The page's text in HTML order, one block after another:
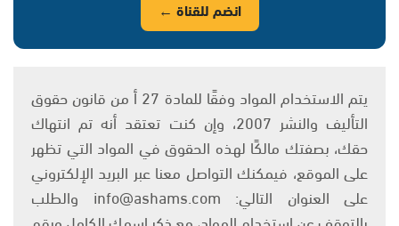
انضم للقناة ←
يتم الاستخدام المواد وفقًا للمادة 27 أ من قانون حقوق
التأليف والنشر 2007، وإن كنت تعتقد أنه تم انتهاك
حقك، بصفتك مالكًا لهذه الحقوق في المواد التي تظهر
على الموقع، فيمكنك التواصل معنا عبر البريد الإلكتروني
على العنوان التالي: info@ashams.com والطلب